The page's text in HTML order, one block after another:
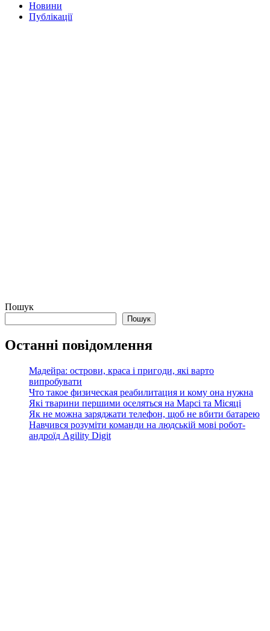
Новини
Публікації
Пошук
Пошук
Останні повідомлення
Мадейра: острови, краса і пригоди, які варто
випробувати
Что такое физическая реабилитация и кому она нужна
Які тварини першими оселяться на Марсі та Місяці
Як не можна заряджати телефон, щоб не вбити батарею
Навчився розуміти команди на людській мові робот-
андроїд Agility Digit